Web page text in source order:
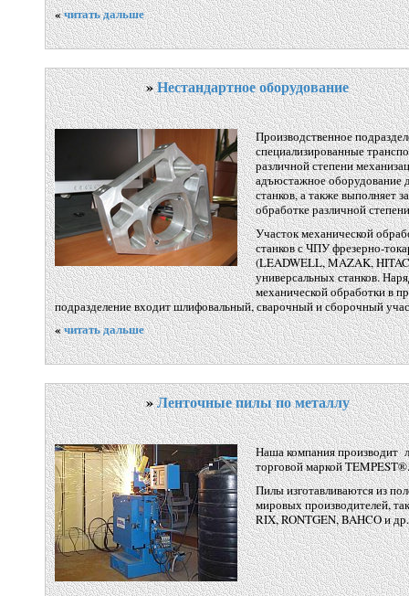
«читать дальше
»Нестандартное оборудование
Производственное
специализированные
различной степени
адъюстажное оборудование
станков, а также выполняет
обработке различной
Участок механической
станков с ЧПУ фрезерно-
(LEADWELL, MAZAK,
универсальных станков.
механической обработки в
подразделение входит шлифовальный, сварочный и сборочный
«читать дальше
»Ленточные пилы по металлу
Наша компания производит
торговой маркой TEMPEST®.
Пилы изготавливаются из
мировых производителей,
RIX, RONTGEN, BAHCO и др.